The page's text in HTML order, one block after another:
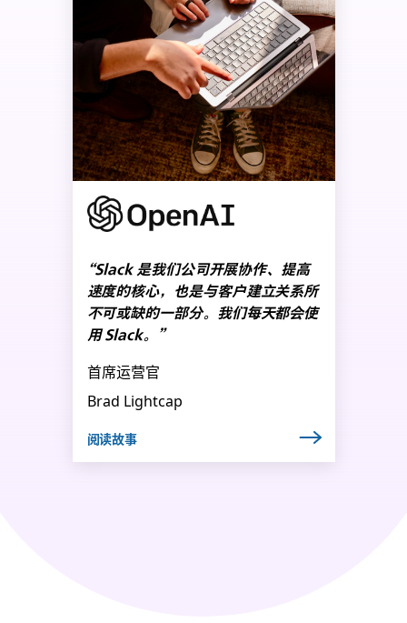
“Slack 是我们公司开展协作、提高
速度的核心，也是与客户建立关系所
不可或缺的一部分。我们每天都会使
用 Slack。”
首席运营官
Brad Lightcap
阅读故事